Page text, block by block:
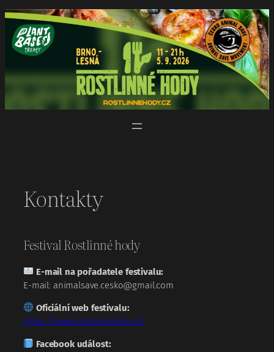
Přeskočit
obsah
Kontakty
Festival Rostlinné hody
E-mail na pořadatele festivalu:
E‑mail: animalsave.cesko@gmail.com
Oficiální web festivalu:
https://www.rostlinnehody.cz/
Facebook událost: